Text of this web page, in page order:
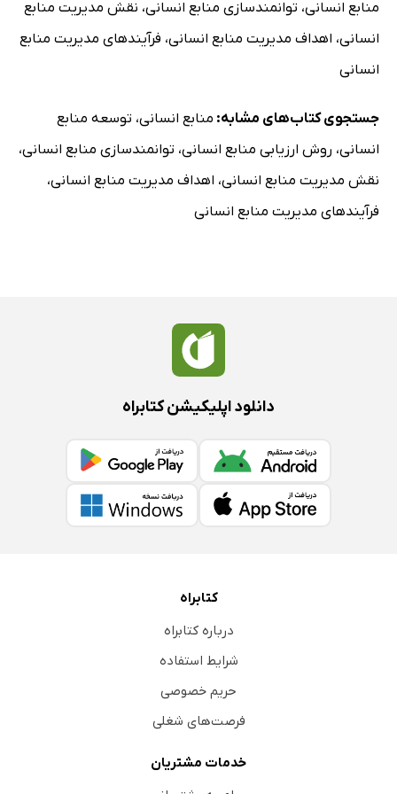
11- تمرکز تمرینات بر هدف برنامه ارزیابی
12- منابع تهیه یا طراحی تمرینات شبیه‌سازی
فصل هفتم: ارزیابان؛ (وظایف، مسئولیت‌‌‌ها، ویژگی‌‌‌های
6- توصیه‌‌‌هایی به ارزیابان و مدیران کانون‌‌‌ها برای کاهش
7- آموزش ارزیابان (مشاهده، ثبت، طبقه‌بندی و رتبه‌بندی
منابع انسانی، توانمندسازی منابع انسانی، نقش مدیریت منابع
انسانی، اهداف مدیریت منابع انسانی، فرآیندهای مدیریت منابع
انسانی
جستجوی کتاب‌های مشابه: منابع انسانی، توسعه منابع
انسانی، روش ارزیابی منابع انسانی، توانمندسازی منابع انسانی،
نقش مدیریت منابع انسانی، اهداف مدیریت منابع انسانی،
فرآیندهای مدیریت منابع انسانی
دانلود اپلیکیشن کتابراه
کتابراه
درباره کتابراه
شرایط استفاده
حریم خصوصی
فرصت‌های شغلی
خدمات مشتریان